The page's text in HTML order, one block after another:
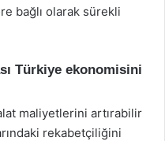
bağlı olarak sürekli
Türkiye ekonomisini
maliyetlerini artırabilir
rekabetçiliğini